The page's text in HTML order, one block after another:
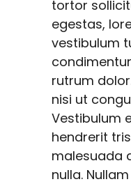
tortor
egestas,
vestibulum
rutrum
nisi ut
Vestibulum
hendrerit
malesuada
nulla.